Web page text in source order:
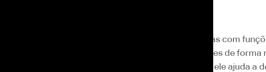
Zoning é a divisão estratégica de um espaço em zonas com
específicas. O termo é usado para organizar ambientes de forma
eficiente e coerente com o uso esperado. Na prática, ele ajuda a